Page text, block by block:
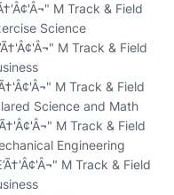
M Track & Field
Science
M Track & Field
M Track & Field
Science and Math
M Track & Field
Engineering
M Track & Field